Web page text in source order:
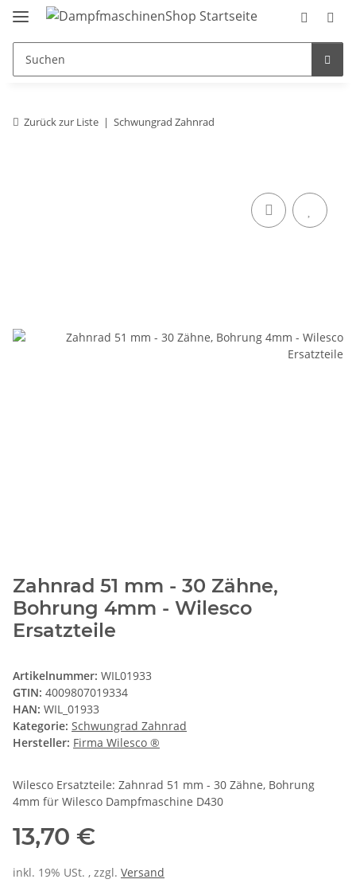
Zurück zur Liste Schwungrad Zahnrad
Zahnrad 51 mm - 30 Zähne,
Bohrung 4mm - Wilesco
Ersatzteile
Artikelnummer: WIL01933
GTIN: 4009807019334
HAN: WIL_01933
Kategorie: Schwungrad Zahnrad
Hersteller: Firma Wilesco ®
Wilesco Ersatzteile: Zahnrad 51 mm - 30 Zähne, Bohrung
4mm für Wilesco Dampfmaschine D430
13,70 €
inkl. 19% USt. , zzgl. Versand